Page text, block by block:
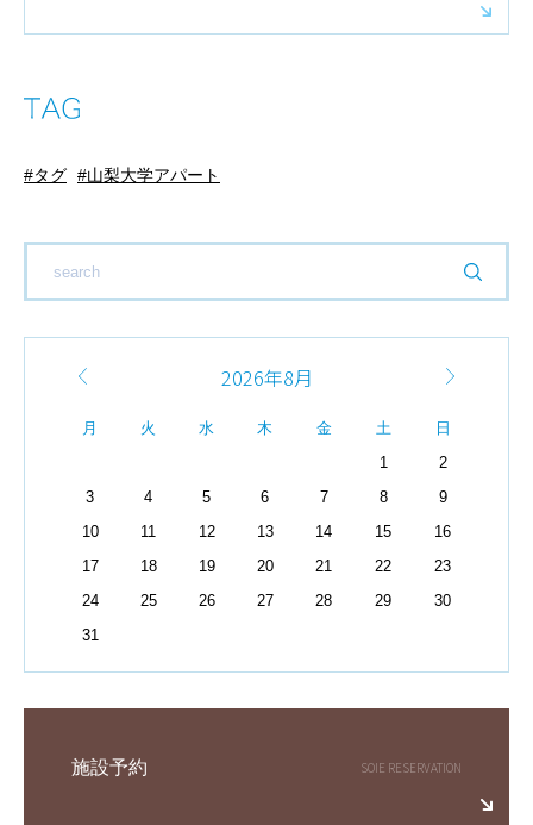
タグ 山梨大学アパート
2026年8月
月 火 水 木 金 土
日
1
2
3
4 5 6 7 8
9
10
11 12 13 14 15
16
17
18 19 20 21 22
23
24
25 26 27 28 29
30
31
施設予約